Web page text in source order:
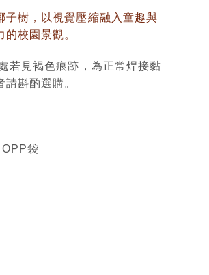
子樹，以視覺壓縮融入童趣與
校園景觀。
若見褐色痕跡，為正常焊接黏
斟酌選購。
袋